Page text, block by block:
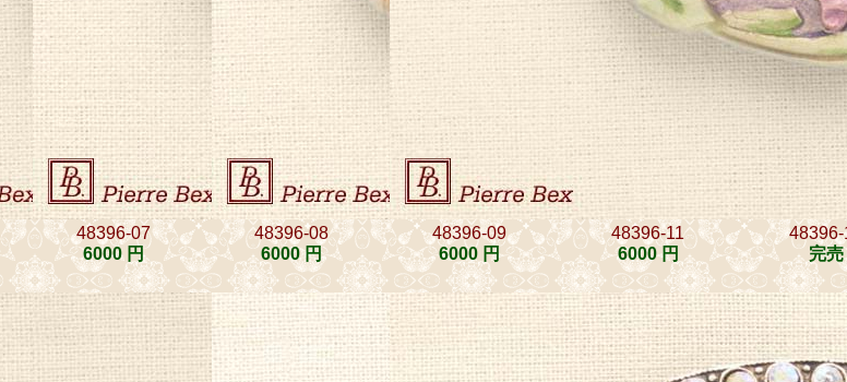
48396-07
6000 円
48396-08
6000 円
48396-09
6000 円
48396-11
6000 円
48396-
完売